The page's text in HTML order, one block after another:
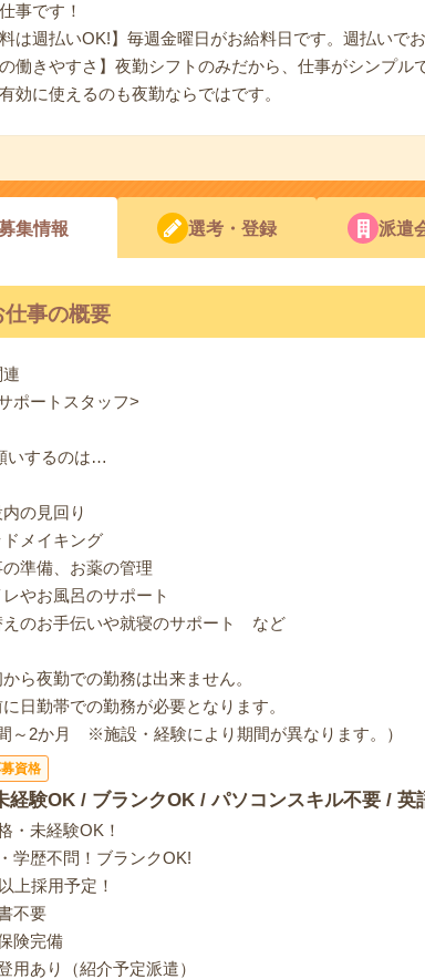
事です！
料は週払いOK!】毎週金曜日がお給料日です。週払いで
の働きやすさ】夜勤シフトのみだから、仕事がシンプ
効に使えるのも夜勤ならではです。
集情報 選考・登録 派遣
仕事の概要
ポートスタッフ>
いするのは…
内の見回り
ドメイキング
の準備、お薬の管理
レやお風呂のサポート
えのお手伝いや就寝のサポート など
ら夜勤での勤務は出来ません。
日勤帯での勤務が必要となります。
間～2か月 ※施設・経験により期間が異なります。）
資格
経験OK / ブランクOK / パソコンスキル不要 / 英
・未経験OK！
学歴不問！ブランクOK!
上採用予定！
不要
険完備
用あり（紹介予定派遣）